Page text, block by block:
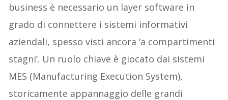
business è necessario un layer software in
grado di connettere i sistemi informativi
aziendali, spesso visti ancora ‘a compartimenti
stagni’. Un ruolo chiave è giocato dai sistemi
MES (Manufacturing Execution System),
storicamente appannaggio delle grandi